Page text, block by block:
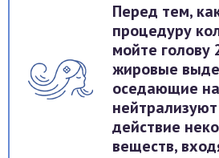
Перед тем,
процедуру
мойте голову
жировые
оседающие
действие
веществ,